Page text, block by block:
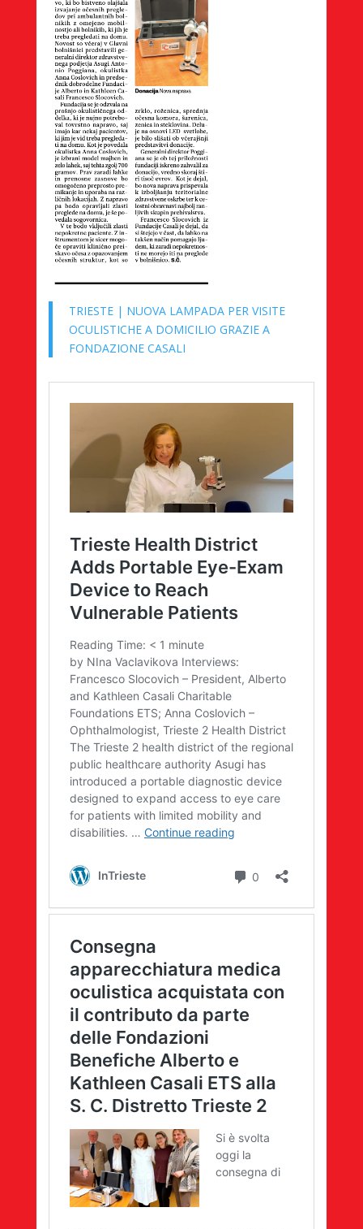
TRIESTE | NUOVA LAMPADA PER VISITE
OCULISTICHE A DOMICILIO GRAZIE A
FONDAZIONE CASALI